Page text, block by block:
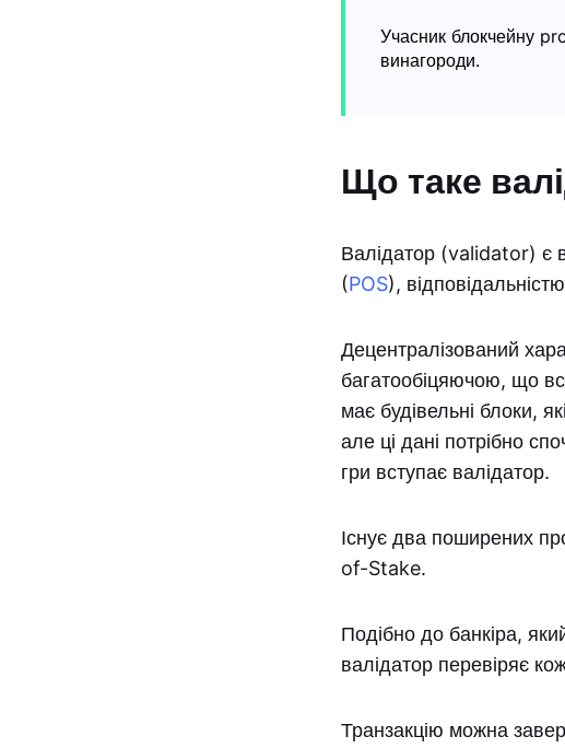
Учасник блокчейну
винагороди.
Що таке
Валідатор (validator) є
(POS),
Децентралізований
багатообіцяючою, що
має будівельні блоки,
але ці дані потрібно
гри вступає валідатор.
Існує два поширених
of-Stake.
Подібно до банкіра,
валідатор перевіряє
Транзакцію можна